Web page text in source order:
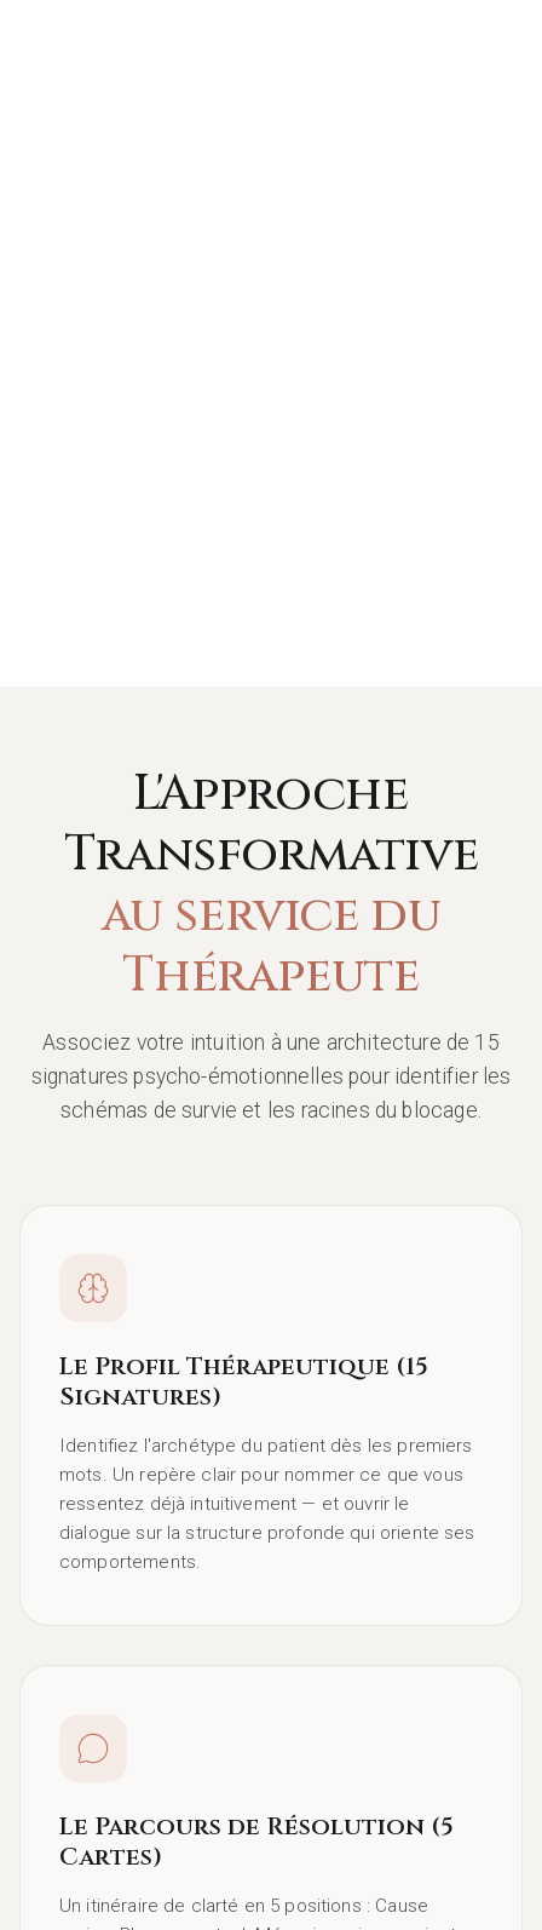
L'Approche
Transformative
au service du
Thérapeute
Associez votre intuition à une architecture de 15
signatures psycho-émotionnelles pour identifier les
schémas de survie et les racines du blocage.
Le Profil Thérapeutique (15
Signatures)
Identifiez l'archétype du patient dès les premiers
mots. Un repère clair pour nommer ce que vous
ressentez déjà intuitivement — et ouvrir le
dialogue sur la structure profonde qui oriente ses
comportements.
Le Parcours de Résolution (5
Cartes)
Un itinéraire de clarté en 5 positions : Cause